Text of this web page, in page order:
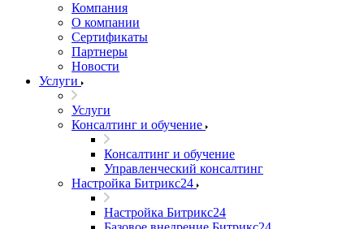
Компания
О компании
Сертификаты
Партнеры
Новости
Услуги
Услуги
Консалтинг и обучение
Консалтинг и обучение
Управленческий консалтинг
Настройка Битрикс24
Настройка Битрикс24